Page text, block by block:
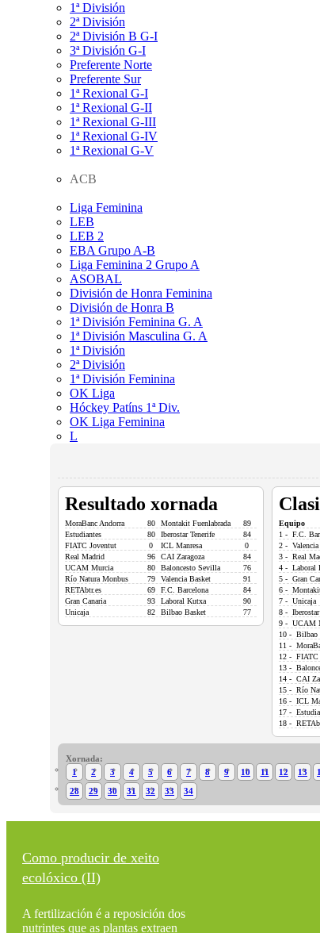
1ª División
2ª División
2ª División B G-I
3ª División G-I
Preferente Norte
Preferente Sur
1ª Rexional G-I
1ª Rexional G-II
1ª Rexional G-III
1ª Rexional G-IV
1ª Rexional G-V
ACB
Liga Feminina
LEB
LEB 2
EBA Grupo A-B
Liga Feminina 2 Grupo A
ASOBAL
División de Honra Feminina
División de Honra B
1ª División Feminina G. A
1ª División Masculina G. A
1ª División
2ª División
1ª División Feminina
OK Liga
Hóckey Patíns 1ª Div.
OK Liga Feminina
L
Resultado xornada
MoraBanc Andorra 80 Montakit Fuenlabrada
89
Estudiantes
80 Iberostar Tenerife
84
FIATC Joventut
0 ICL Manresa
0
Real Madrid
96 CAI Zaragoza
84
UCAM Murcia
80 Baloncesto Sevilla
76
Río Natura Monbus
79 Valencia Basket
91
RETAbtr.es
69 F.C. Barcelona
84
Gran Canaria
93 Laboral Kutxa
90
Unicaja
82 Bilbao Basket 77
Equipo
1 - F.C.
2 - Valencia
3 - Real
4 - Laboral
5 - Gran
6 - Montakit
7 - Unicaja
8 - Iberostar
9 - UCAM
10 - Bilbao
11 -
12 - FIATC
13 -
14 - CAI
15 - Río
16 - ICL
17 -
18 -
Xornada:
1
2 3 4 5 6 7 8 9 10 11 12 13
28
29 30 31 32 33 34
Como producir de xeito
ecolóxico (II)
A fertilización é a reposición dos
nutrintes que as plantas extraen